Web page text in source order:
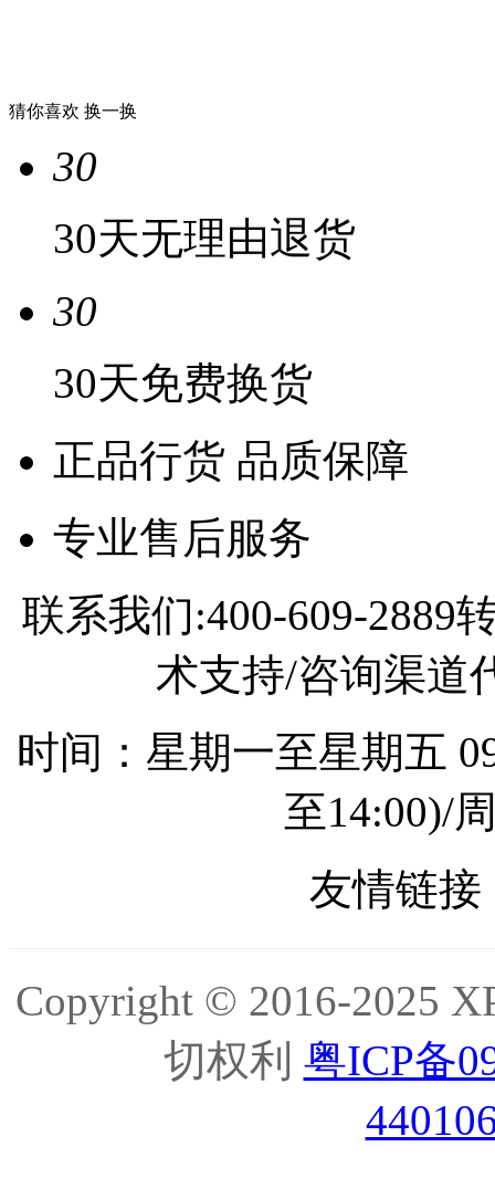
猜你喜欢 换一换
30
30天无理由退货
30
30天免费换货
正品行货 品质保障
专业售后服务
联系我们:400-609-2889
术支持/咨询渠道
时间：星期一至星期五
至14:00)/
友情链
Copyright © 2016-2025
切权利 粤ICP备